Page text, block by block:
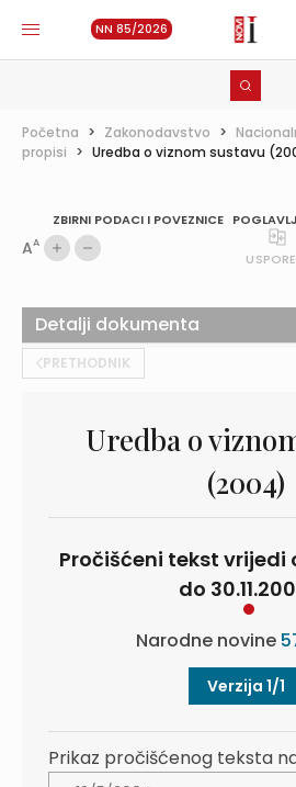
NN 85/2026
Početna > Zakonodavstvo >
propisi > Uredba o viznom sustavu
ZBIRNI PODACI I POVEZNICE
AA
PRETHODNIK
Uredba o
(2004)
Pročišćeni tekst vrijedi
do
Narodne novine
Verzija 1/1
Prikaz pročišćenog teksta
Detalji dokumenta